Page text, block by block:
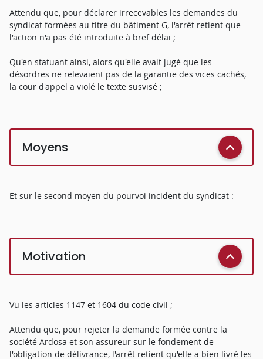
Attendu que, pour déclarer irrecevables les demandes du
syndicat formées au titre du bâtiment G, l'arrêt retient que
l'action n'a pas été introduite à bref délai ;
Qu'en statuant ainsi, alors qu'elle avait jugé que les
désordres ne relevaient pas de la garantie des vices cachés,
la cour d'appel a violé le texte susvisé ;
Moyens
Et sur le second moyen du pourvoi incident du syndicat :
Motivation
Vu les articles 1147 et 1604 du code civil ;
Attendu que, pour rejeter la demande formée contre la
société Ardosa et son assureur sur le fondement de
l'obligation de délivrance, l'arrêt retient qu'elle a bien livré les